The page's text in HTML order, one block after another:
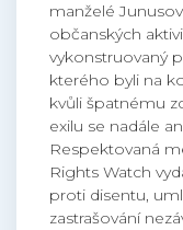
manželé
občanských
vykonstruovaný
kterého byli na
kvůli špatnému
exilu se nadále
Respektovaná
Rights Watch
proti disentu,
zastrašování